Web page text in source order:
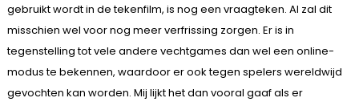
gebruikt wordt in de tekenfilm, is nog een vraagteken. Al zal dit
misschien wel voor nog meer verfrissing zorgen. Er is in
tegenstelling tot vele andere vechtgames dan wel een online-
modus te bekennen, waardoor er ook tegen spelers wereldwijd
gevochten kan worden. Mij lijkt het dan vooral gaaf als er